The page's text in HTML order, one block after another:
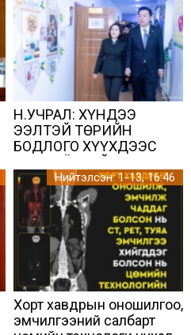
Н.УЧРАЛ: ХҮНДЭЭ
ЭЭЛТЭЙ ТӨРИЙН
БОДЛОГО ХҮҮХДЭЭС
ЭХЛЭХ ЁСТОЙ
Хорт хавдрын оношилгоо,
эмчилгээний салбарт
Нийтэлсэн: 1-13, 16:46